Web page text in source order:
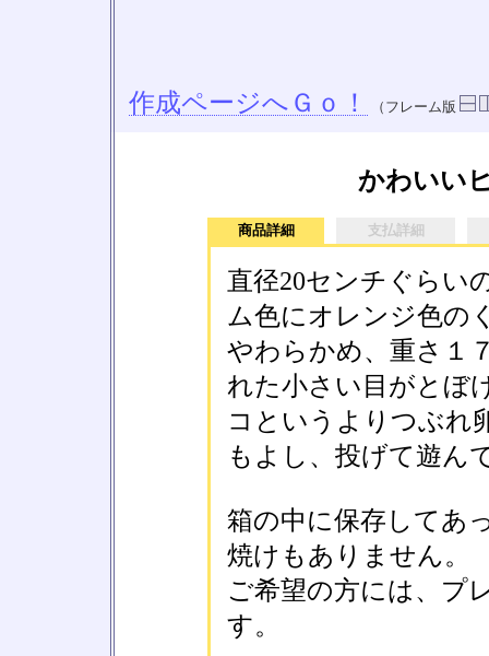
作成ページへＧｏ！ （フレーム版
かわいい
商品詳細 支払詳細
直径20センチぐらい
ム色にオレンジ色の
やわらかめ、重さ１
れた小さい目がとぼ
コというよりつぶれ
もよし、投げて遊ん
箱の中に保存してあ
焼けもありません。
ご希望の方には、プ
す。